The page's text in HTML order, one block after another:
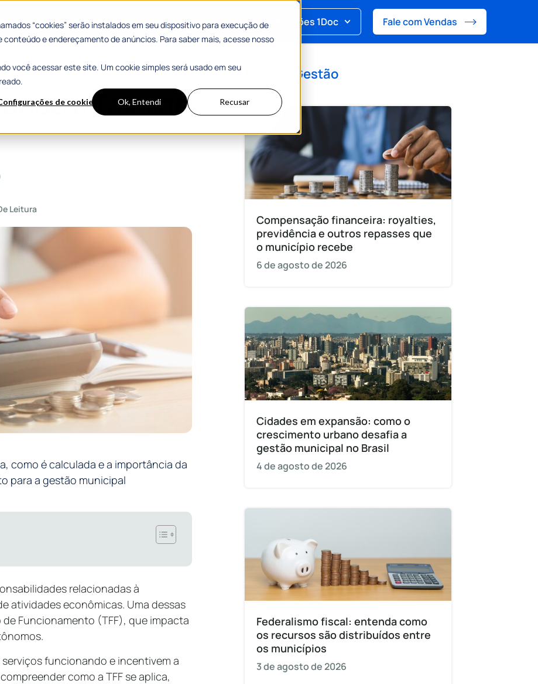
“cookies” serão instalados em seu dispositivo para execução de
e endereçamento de anúncios. Para saber mais, acesse nosso
você acessar este site. Um cookie simples será usado em seu
de cookies Ok, Entendi Recusar
Sucesso Materiais Gratuitos Soluções 1Doc Fale com Vendas
a Taxa de
Leitura
como é calculada e a importância da
para a gestão municipal
relacionadas à
atividades econômicas. Uma dessas
Funcionamento (TFF), que impacta
funcionando e incentivem a
como a TFF se aplica,
Gestão
Compensação financeira: royalties,
previdência e outros repasses que
o município recebe
6 de agosto de 2026
Cidades em expansão: como o
crescimento urbano desafia a
gestão municipal no Brasil
4 de agosto de 2026
Federalismo fiscal: entenda como
os recursos são distribuídos entre
os municípios
3 de agosto de 2026